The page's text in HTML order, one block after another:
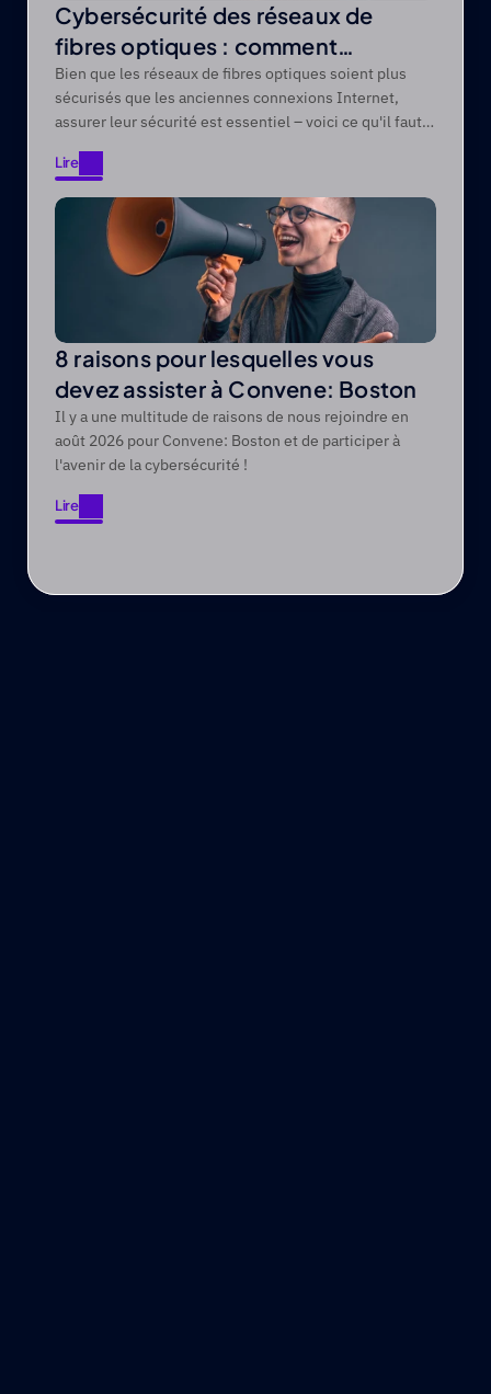
Cybersécurité des réseaux de
fibres optiques : comment
protéger les réseaux de fibres
optiques contre les menaces
Bien que les réseaux de fibres optiques soient plus
sécurisés que les anciennes connexions Internet,
assurer leur sécurité est essentiel – voici ce qu'il faut
Lire
Lire
8 raisons pour lesquelles vous
devez assister à Convene: Boston
Il y a une multitude de raisons de nous rejoindre en
août 2026 pour Convene: Boston et de participer à
l'avenir de la cybersécurité !
Lire
Lire